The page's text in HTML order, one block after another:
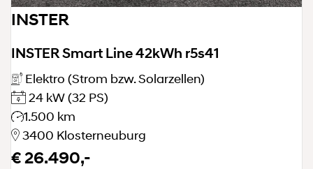
INSTER
INSTER Smart Line 42kWh r5s41
Elektro (Strom bzw. Solarzellen)
24 kW(32 PS)
1.500 km
3400 Klosterneuburg
€ 26.490,-